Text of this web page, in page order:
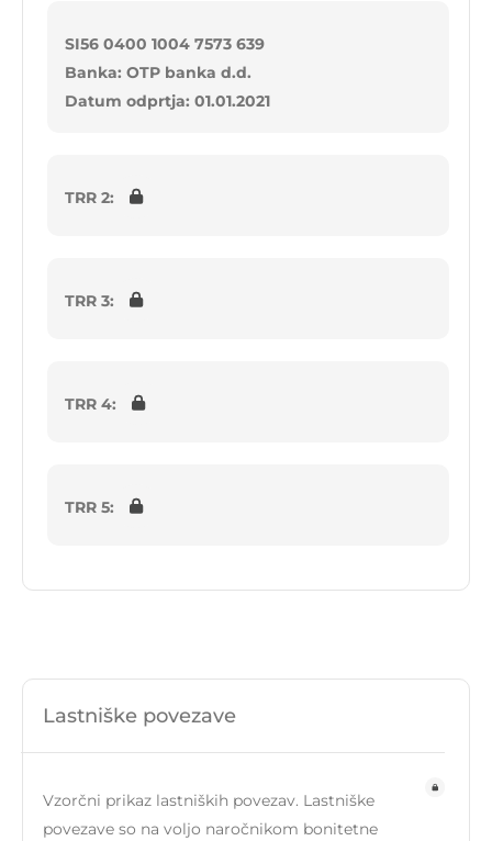
SI56 0400 1004 7573 639
Banka: OTP banka d.d.
Datum odprtja: 01.01.2021
TRR 2:
TRR 3:
TRR 4:
TRR 5:
Lastniške povezave
Vzorčni prikaz lastniških povezav. Lastniške
povezave so na voljo naročnikom bonitetne